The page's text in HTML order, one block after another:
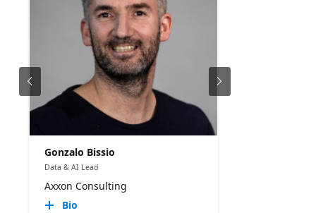
Gonzalo Bissio
Data & AI Lead
Axxon Consulting
Bio